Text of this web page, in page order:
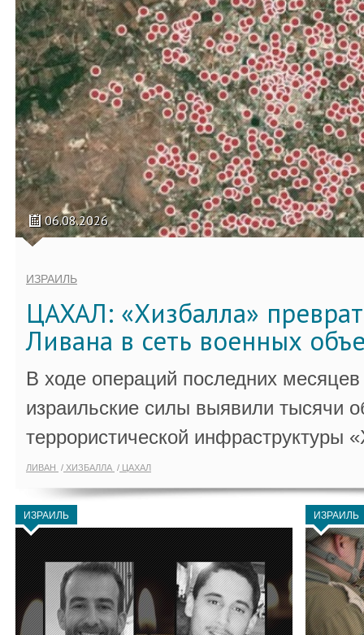
06.08.2026
ИЗРАИЛЬ
ЦАХАЛ: «Хизбалла»
Ливана в сеть военных
В ходе операций последних
израильские силы выявили тысячи
террористической инфраструктуры
ЛИВАН ХИЗБАЛЛА ЦАХАЛ
ИЗРАИЛЬ ИЗРАИЛЬ